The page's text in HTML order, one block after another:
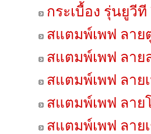
กระเบื้อง รุ่นยูวีที
สแตมพ์เพฟ ลาย
สแตมพ์เพฟ ลา
สแตมพ์เพฟ ลาย
สแตมพ์เพฟ ลาย
สแตมพ์เพฟ ลาย